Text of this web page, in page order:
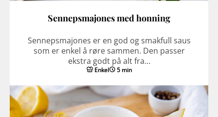
Sennepsmajones med honning
Sennepsmajones er en god og smakfull saus
som er enkel å røre sammen. Den passer
ekstra godt på alt fra…
Enkel 5 min